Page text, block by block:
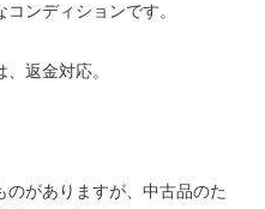
ンディションです。
返金対応。
がありますが、中古品のた